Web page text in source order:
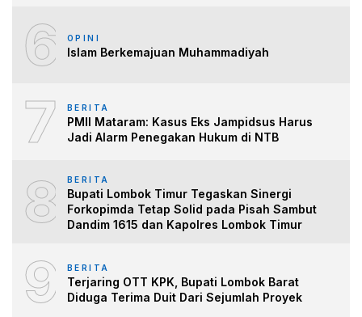
6 OPINI
Islam Berkemajuan Muhammadiyah
7 BERITA
PMII Mataram: Kasus Eks Jampidsus Harus
Jadi Alarm Penegakan Hukum di NTB
8 BERITA
Bupati Lombok Timur Tegaskan Sinergi
Forkopimda Tetap Solid pada Pisah Sambut
Dandim 1615 dan Kapolres Lombok Timur
9 BERITA
Terjaring OTT KPK, Bupati Lombok Barat
Diduga Terima Duit Dari Sejumlah Proyek